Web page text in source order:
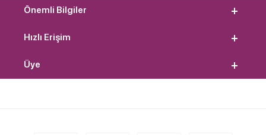
Önemli Bilgiler
Hızlı Erişim
Üye